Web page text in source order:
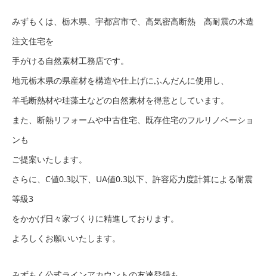
みずもくは、栃木県、宇都宮市で、高気密高断熱 高耐震の木造
注文住宅を
手がける自然素材工務店です。
地元栃木県の県産材を構造や仕上げにふんだんに使用し、
羊毛断熱材や珪藻土などの自然素材を得意としています。
また、断熱リフォームや中古住宅、既存住宅のフルリノベーショ
ンも
ご提案いたします。
さらに、C値0.3以下、UA値0.3以下、許容応力度計算による耐震
等級3
をかかげ日々家づくりに精進しております。
よろしくお願いいたします。